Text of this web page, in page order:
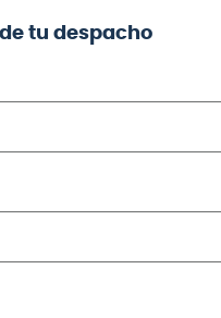
tu despacho